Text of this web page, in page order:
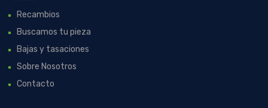
Recambios
Buscamos tu pieza
Bajas y tasaciones
Sobre Nosotros
Contacto